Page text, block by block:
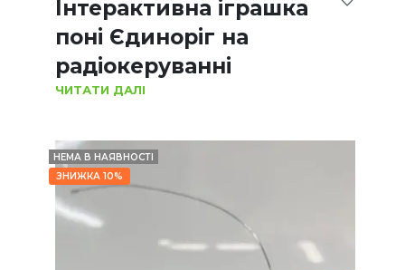
Інтерактивна іграшка
поні Єдиноріг на
радіокеруванні
ЧИТАТИ ДАЛІ
НЕМА В НАЯВНОСТІ
ЗНИЖКА 10%